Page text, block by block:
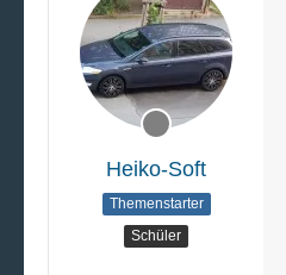
Heiko-Soft
Themenstarter
Schüler